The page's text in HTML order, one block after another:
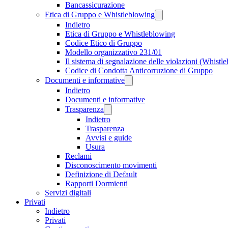
Bancassicurazione
Etica di Gruppo e Whistleblowing
Indietro
Etica di Gruppo e Whistleblowing
Codice Etico di Gruppo
Modello organizzativo 231/01
Il sistema di segnalazione delle violazioni
Codice di Condotta Anticorruzione di Gruppo
Documenti e informative
Indietro
Documenti e informative
Trasparenza
Indietro
Trasparenza
Avvisi e guide
Usura
Reclami
Disconoscimento movimenti
Definizione di Default
Rapporti Dormienti
Servizi digitali
Privati
Indietro
Privati